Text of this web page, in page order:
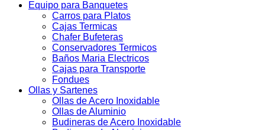
Equipo para Banquetes
Carros para Platos
Cajas Termicas
Chafer Bufeteras
Conservadores Termicos
Baños Maria Electricos
Cajas para Transporte
Fondues
Ollas y Sartenes
Ollas de Acero Inoxidable
Ollas de Aluminio
Budineras de Acero Inoxidable